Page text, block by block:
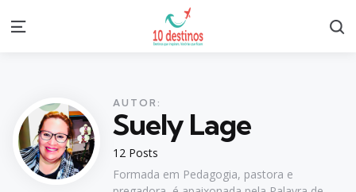
Menu
12 Posts
AUTOR:
Suely Lage
Formada em Pedagogia, pastora e